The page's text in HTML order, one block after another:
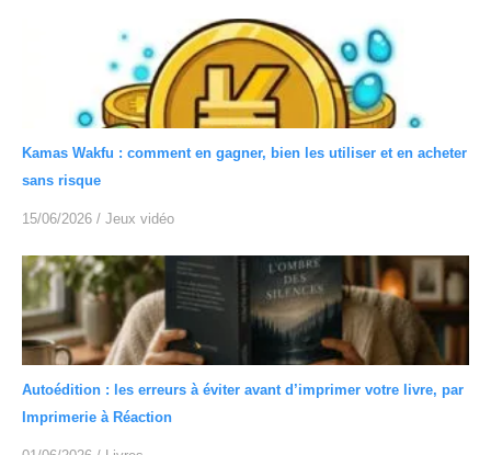
Kamas Wakfu : comment en gagner, bien les utiliser et en acheter
sans risque
15/06/2026 / Jeux vidéo
Autoédition : les erreurs à éviter avant d’imprimer votre livre, par
Imprimerie à Réaction